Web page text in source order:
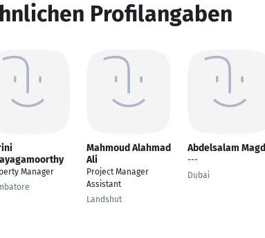
Profilangaben
Manager
Mahmoud Alahmad
Ali
Project Manager
Assistant
Landshut
Abdelsalam
---
Dubai